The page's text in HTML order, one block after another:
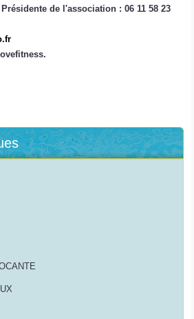
de l'association : 06 11 58 23